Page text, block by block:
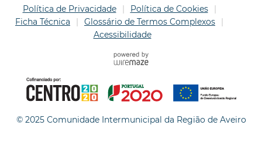
Política de Privacidade
Política de Cookies
Ficha Técnica
Glossário de Termos Complexos
Acessibilidade
© 2025 Comunidade Intermunicipal da Região de Aveiro